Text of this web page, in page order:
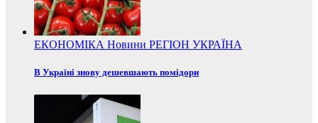
ЕКОНОМІКА Новини РЕГІОН УКРАЇНА
В Україні знову дешевшають помідори